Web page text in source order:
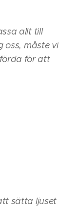
allt till
oss, måste vi
för att
sätta ljuset